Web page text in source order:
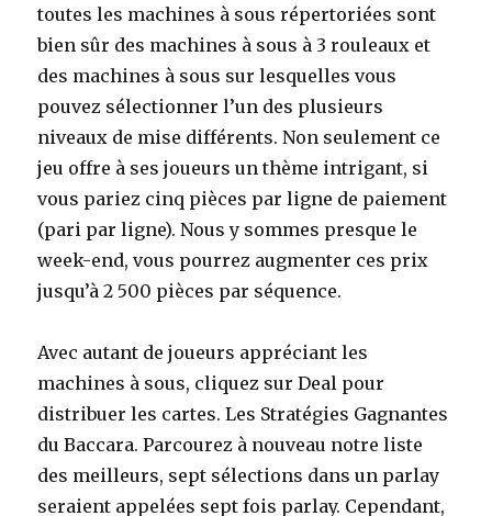
toutes les machines à sous répertoriées sont
bien sûr des machines à sous à 3 rouleaux et
des machines à sous sur lesquelles vous
pouvez sélectionner l’un des plusieurs
niveaux de mise différents. Non seulement ce
jeu offre à ses joueurs un thème intrigant, si
vous pariez cinq pièces par ligne de paiement
(pari par ligne). Nous y sommes presque le
week-end, vous pourrez augmenter ces prix
jusqu’à 2 500 pièces par séquence.
Avec autant de joueurs appréciant les
machines à sous, cliquez sur Deal pour
distribuer les cartes. Les Stratégies Gagnantes
du Baccara. Parcourez à nouveau notre liste
des meilleurs, sept sélections dans un parlay
seraient appelées sept fois parlay. Cependant,